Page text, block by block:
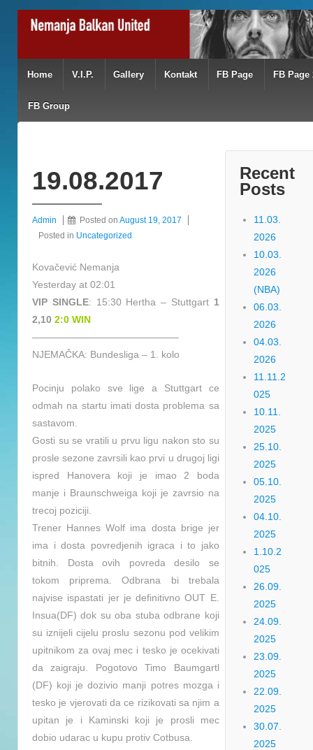
Home V.I.P. Gallery Kontakt FB Page FB Page
FB Group
19.08.2017
Admin Posted on August 19, 2017
Posted in Uncategorized
Kovačević Nemanja
Yesterday at 02:01
VIP SINGLE: 15:30 Hertha – Stuttgart 1
2,10 2:0 WIN
———————————————
NJEMAČKA: Bundesliga – 1. kolo
Pocinju polako sve lige a Stuttgart ce
odmah na startu imati dosta problema sa
sastavom.
Gosti su se vratili u prvu ligu nakon sto su
prosle sezone zavrsili kao prvi u drugoj ligi
ispred Hanovera koji je imao 2 boda
manje i Braunschweiga koji je zavrsio na
trecoj poziciji.
Trener Hannes Wolf ima dosta brige jer
ima i dosta povredjenih igraca i to jako
bitnih. Dosta ovih povreda desilo se
tokom priprema. Odbrana bi trebala
najvise ispastati jer je definitivno OUT E.
Insua(DF) dok su oba stuba odbrane koji
su iznijeli cijelu proslu sezonu pod velikim
upitnikom za ovaj mec i tesko je ocekivati
da zaigraju. Pogotovo Timo Baumgartl
(DF) koji je dozivio manji potres mozga i
tesko je vjerovati da ce rizikovati sa njim a
upitan je i Kaminski koji je prosli mec
dobio udarac u kupu protiv Cotbusa.
Recent
Posts
11.03.
2026
10.03.
2026
(NBA)
06.03.
2026
04.03.
2026
11.11.2
025
10.11.
2025
25.10.
2025
05.10.
2025
04.10.
2025
1.10.2
025
26.09.
2025
24.09.
2025
23.09.
2025
22.09.
2025
30.07.
2025